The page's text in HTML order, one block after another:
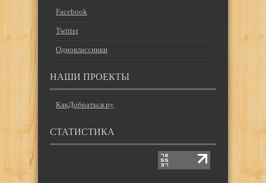
Facebook
Twitter
Одноклассники
НАШИ ПРОЕКТЫ
КакДобраться.ру
СТАТИСТИКА